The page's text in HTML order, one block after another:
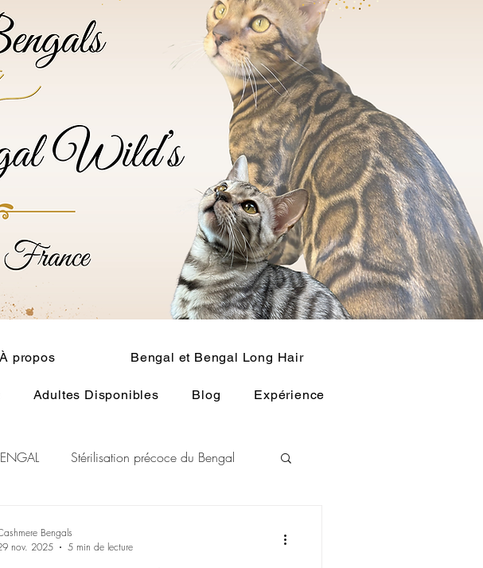
À propos Bengal et Bengal Long Hair
Adultes Disponibles Blog Expérience
Stérilisation précoce du Bengal
Bengals
nov. 2025
5 min de lecture